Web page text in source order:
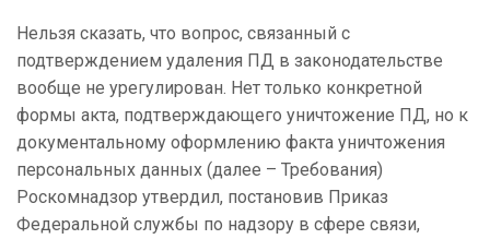
Нельзя сказать, что вопрос, связанный с
подтверждением удаления ПД в законодательстве
вообще не урегулирован. Нет только конкретной
формы акта, подтверждающего уничтожение ПД, но к
документальному оформлению факта уничтожения
персональных данных (далее – Требования)
Роскомнадзор утвердил, постановив Приказ
Федеральной службы по надзору в сфере связи,